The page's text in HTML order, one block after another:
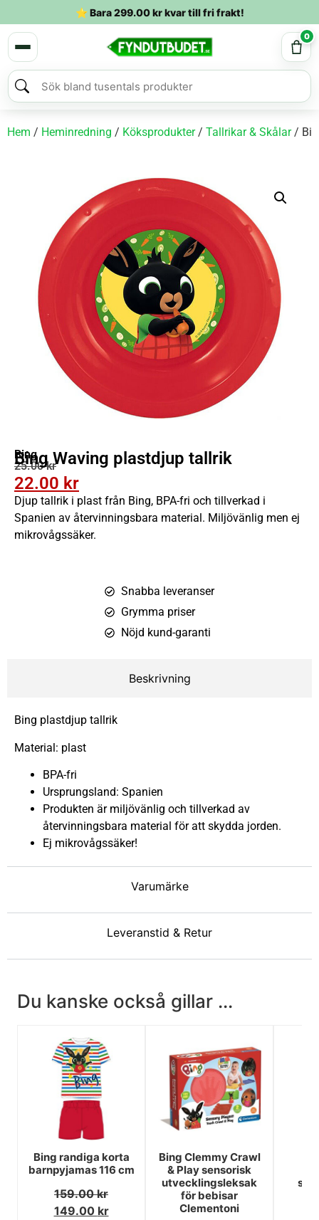
⭐ Bara299.00krkvar till fri frakt!
0
Hem / Heminredning / Köksprodukter/ Tallrikar & Skålar/
Bing
Bing Waving plastdjup tallrik
25.00kr
22.00 kr
Djup tallrik i plast från Bing, BPA-fri och tillverkad i
Spanien av återvinningsbara material. Miljövänlig men ej
mikrovågssäker.
Snabba leveranser
Grymma priser
Nöjd kund-garanti
Beskrivning
Varumärke
Leveranstid & Retur
Bing plastdjup tallrik
Material: plast
BPA-fri
Ursprungsland: Spanien
Produkten är miljövänlig och tillverkad av
återvinningsbara material för att skydda jorden.
Ej mikrovågssäker!
Du kanske också gillar ...
Bing randiga korta
barnpyjamas 116 cm
159.00kr
149.00 kr
Bing Clemmy Crawl
& Play sensorisk
utvecklingsleksak
för bebisar
Clementoni